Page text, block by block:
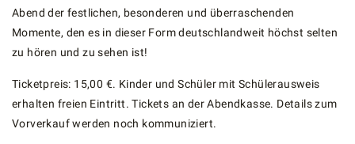
Abend der festlichen, besonderen und überraschenden
Momente, den es in dieser Form deutschlandweit höchst selten
zu hören und zu sehen ist!
Ticketpreis: 15,00 €. Kinder und Schüler mit Schülerausweis
erhalten freien Eintritt. Tickets an der Abendkasse. Details zum
Vorverkauf werden noch kommuniziert.